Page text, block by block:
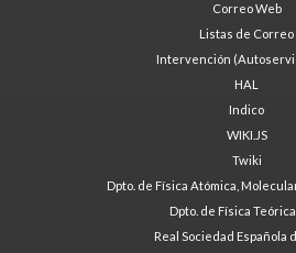
Correo Web
Listas de Correo
Intervención
HAL
Indico
WIKI.JS
Twiki
Dpto. de Física Atómica,
Dpto. de Física
Real Sociedad Española